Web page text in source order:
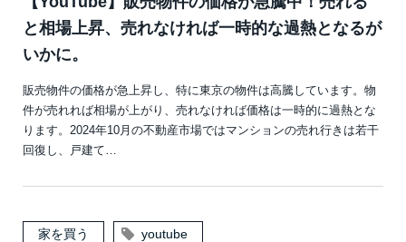
と相場上昇、売れなければ一時的な過熱となるが
いかに。
販売物件の価格が急上昇し、特に東京の物件は高騰しています。物
件が売れれば相場が上がり、売れなければ価格は一時的に過熱とな
ります。2024年10月の不動産市場ではマンションの売れ行きは若干
回復し、戸建て…
家を買う youtube